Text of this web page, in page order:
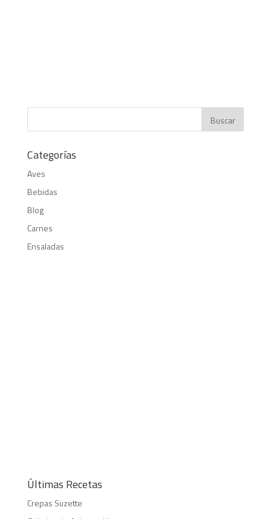
Categorías
Aves
Bebidas
Blog
Carnes
Ensaladas
Últimas Recetas
Crepas Suzette